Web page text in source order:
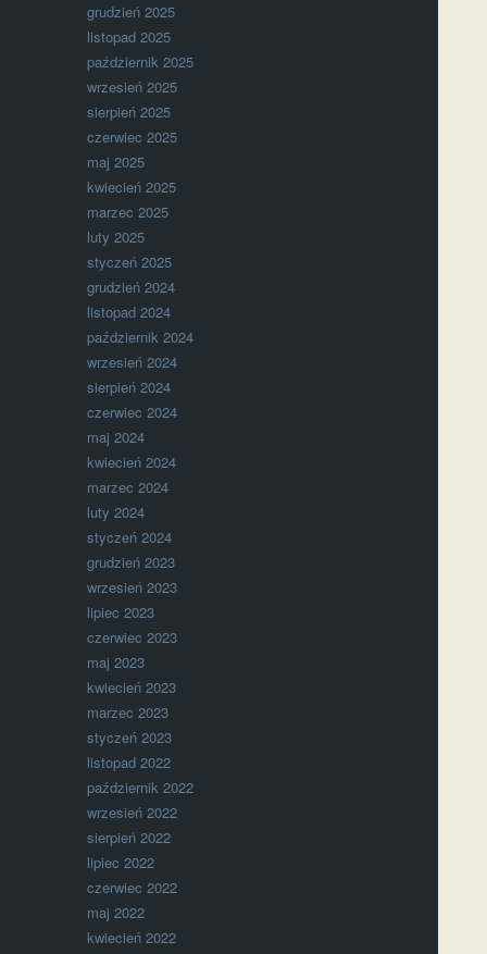
grudzień 2025
listopad 2025
październik 2025
wrzesień 2025
sierpień 2025
czerwiec 2025
maj 2025
kwiecień 2025
marzec 2025
luty 2025
styczeń 2025
grudzień 2024
listopad 2024
październik 2024
wrzesień 2024
sierpień 2024
czerwiec 2024
maj 2024
kwiecień 2024
marzec 2024
luty 2024
styczeń 2024
grudzień 2023
wrzesień 2023
lipiec 2023
czerwiec 2023
maj 2023
kwiecień 2023
marzec 2023
styczeń 2023
listopad 2022
październik 2022
wrzesień 2022
sierpień 2022
lipiec 2022
czerwiec 2022
maj 2022
kwiecień 2022